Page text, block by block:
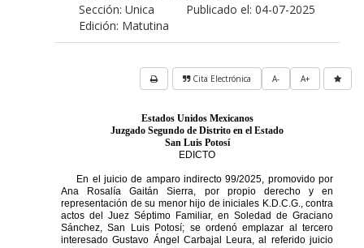
Publicado el: 04-07-2025
Sección: Unica
Edición: Matutina
A+
A-
Cita Electrónica